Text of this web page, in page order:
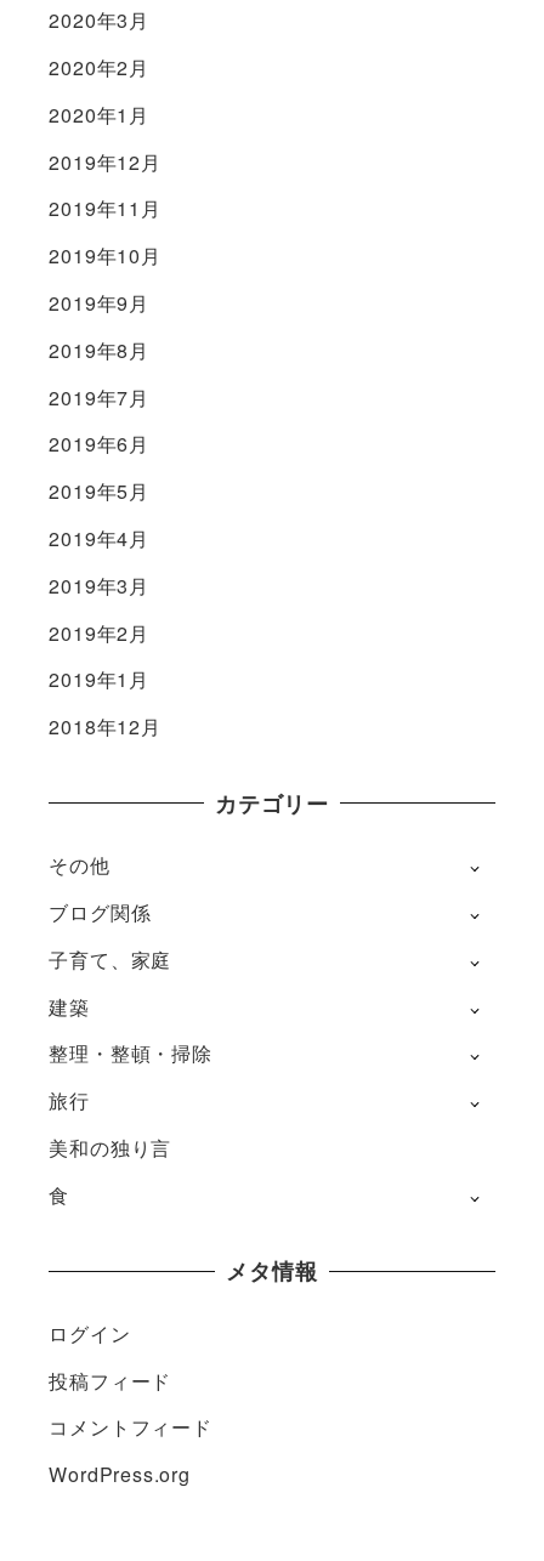
2020年3月
2020年2月
2020年1月
2019年12月
2019年11月
2019年10月
2019年9月
2019年8月
2019年7月
2019年6月
2019年5月
2019年4月
2019年3月
2019年2月
2019年1月
2018年12月
カテゴリー
その他
ブログ関係
子育て、家庭
建築
整理・整頓・掃除
旅行
美和の独り言
食
メタ情報
ログイン
投稿フィード
コメントフィード
WordPress.org